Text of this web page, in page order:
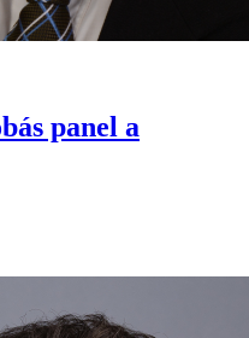
panel a